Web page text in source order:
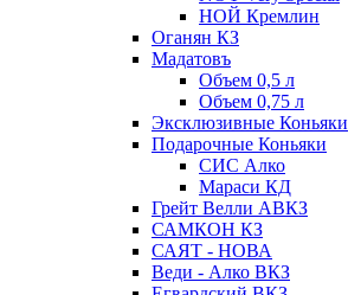
НОЙ Кремлин
Оганян КЗ
Мадатовъ
Объем 0,5 л
Объем 0,75 л
Эксклюзивные Коньяки
Подарочные Коньяки
СИС Алко
Мараси КД
Грейт Велли АВКЗ
САМКОН КЗ
САЯТ - НОВА
Веди - Алко ВКЗ